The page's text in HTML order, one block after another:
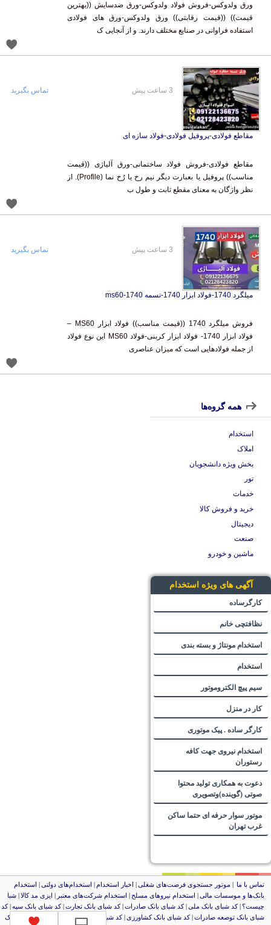
ورق ولدوکس-فروش فولاد ولدوکس-ورق ضدسایش ((بهترین
قیمت)) ((قیمت رقابتی)) ورق ولدوکس-ورق های فولادی
استفاده فراوانی در صنایع مختلف دارند. و از آنجایی ک
مقاطع فولادی-پروفیل فولادی-فولاد سازه ای
مقاطع فولادی-فروش فولاد ساختمانی-ورق آلیاژی ((قیمت
مناسب)) پروفیل یا بعبارت دیگر نیم رخ یا رُخ نما (Profile). از
نظر واژگان به معنای مقطع ثابت و طول ب
تماس بگیرید
میلگرد 1740-فولاد ابزار 1740-تسمه 1740-ms60
فروش میلگرد 1740 ((قیمت مناسب)) فولاد ابزار MS60 –
فولاد ابزار 1740- فولاد ابزار کربنی-فولاد MS60 این نوع فولاد
از جمله فولادهایی است که میزان عناصری
تماس بگیرید
همه گروه‌ها
استخدام
املاک
بخش ویژه دانشجویان
تور
خدمات
خرید و فروش کالا
دیجیتال
صنعت
ماشین و خودرو
آگهی های ویژه استخدام
کارگرساده
نظافتچی خانم
استخدام مونتاژ و بسته بندی
استخدام
سیم پیچ الکتروموتور
کار در منزل
کارگر ساده . پیک موتوری
استخدام نیروی جهت کافه
رستوران
دعوت به همکاری تولید محتوا
صوتی (گوینده)وتصویری
موتور سوار حرفه ای حتما ساکن
غرب تهران
تماس با ما| موتور جستجوی فرصت‌های شغلی | اخبار استخدام | استخدام‌های دولتی | استخدام‌
بانک‌ها و موسسات مالی | استخدام‌ نیروهای مسلح| استخدام‌ شرکت‌های معتبر| ایزی مد کالا | شبا
چیست؟| کد شبای بانک ملی | کد شبای بانک صادرات| کد شبای بانک تجارت| کد شبای بانک سپه| کد
شبای بانک توصعه صادرات| کد شبای بانک کشاورزی| کد شبای بانک صنعت و معدن
کد شبای بانک